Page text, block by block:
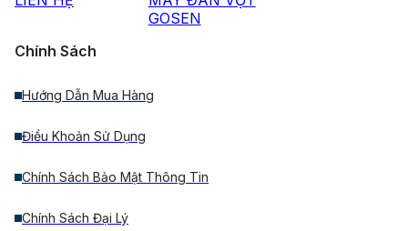
GOSEN
Chính Sách
Hướng Dẫn Mua Hàng
Điều Khoản Sử Dụng
Chính Sách Bảo Mật Thông Tin
Chính Sách Đại Lý